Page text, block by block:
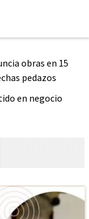
obras en 15
pedazos
en negocio